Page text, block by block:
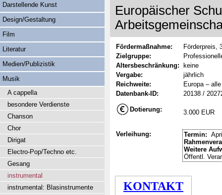
Europäischer
Fördermaßnahme:
Förderpreis,
Zielgruppe:
Altersbeschränkung:
keine
Vergabe:
jährlich
Reichweite:
Europa –
Datenbank-ID:
20138 /
Dotierung: 3.000 EUR
Verleihung: Termin:
Weitere
Öffentl.
KONTAKT
Darstellende Kunst
Design/Gestaltung
Film
Literatur
Medien/Publizistik
Musik
A cappella
besondere Verdienste
Chanson
Chor
Dirigat
Electro-Pop/Techno etc.
Gesang
instrumental
instrumental: Blasinstrumente